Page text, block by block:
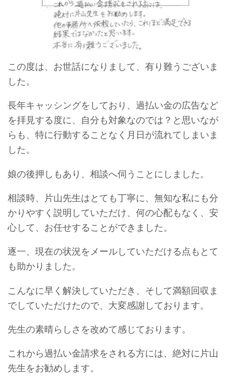
この度は、お世話になりまして、有り難うございま
した。
長年キャッシングをしており、過払い金の広告など
を拝見する度に、自分も対象なのでは？と思いなが
らも、特に行動することなく月日が流れてしまいま
した。
娘の後押しもあり、相談へ伺うことにしました。
相談時、片山先生はとても丁寧に、無知な私にも分
かりやすく説明していただけ、何の心配もなく、安
心して、お任せすることができました。
逐一、現在の状況をメールしていただける点もとて
も助かりました。
こんなに早く解決していただき、そして満額回収ま
でしていただけたので、大変感謝しております。
先生の素晴らしさを改めて感じております。
これから過払い金請求をされる方には、絶対に片山
先生をお勧めします。